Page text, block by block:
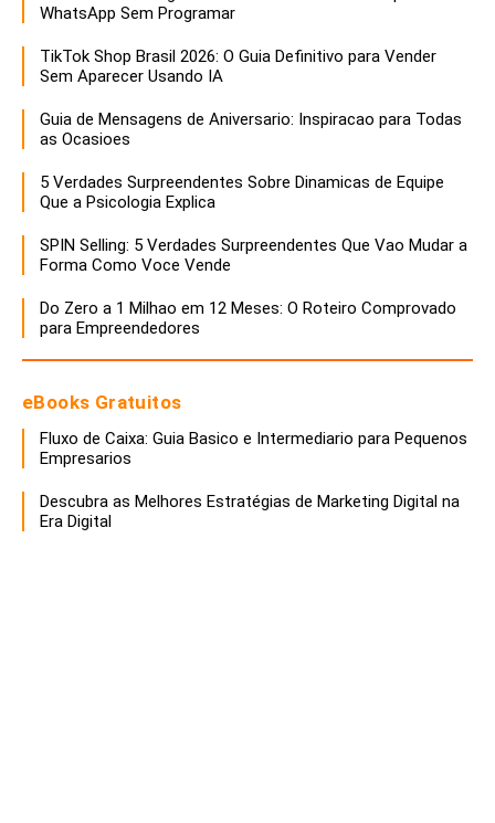
WhatsApp Sem Programar
TikTok Shop Brasil 2026: O Guia Definitivo para Vender
Sem Aparecer Usando IA
Guia de Mensagens de Aniversario: Inspiracao para Todas
as Ocasioes
5 Verdades Surpreendentes Sobre Dinamicas de Equipe
Que a Psicologia Explica
SPIN Selling: 5 Verdades Surpreendentes Que Vao Mudar a
Forma Como Voce Vende
Do Zero a 1 Milhao em 12 Meses: O Roteiro Comprovado
para Empreendedores
eBooks Gratuitos
Fluxo de Caixa: Guia Basico e Intermediario para Pequenos
Empresarios
Descubra as Melhores Estratégias de Marketing Digital na
Era Digital